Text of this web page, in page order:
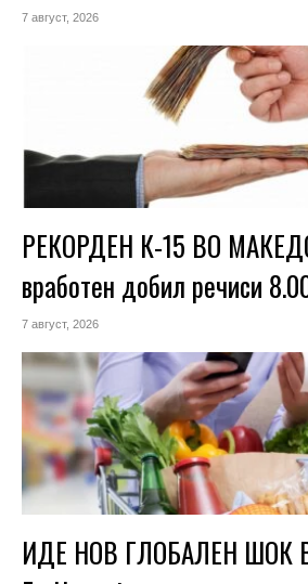
7 август, 2026
РЕКОРДЕН К-15 ВО
вработен добил речиси
7 август, 2026
ИДЕ НОВ ГЛОБАЛЕН ШОК